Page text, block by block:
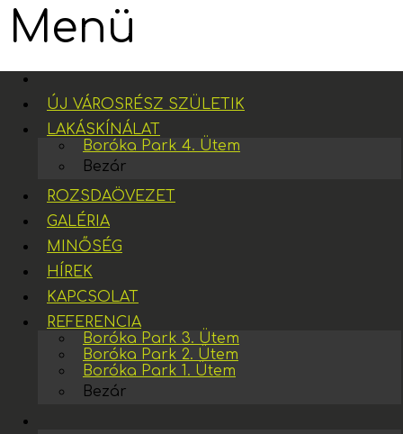
Menü
ÚJ VÁROSRÉSZ SZÜLETIK
LAKÁSKÍNÁLAT
Boróka Park 4. Ütem
Bezár
ROZSDAÖVEZET
GALÉRIA
MINŐSÉG
HÍREK
KAPCSOLAT
REFERENCIA
Boróka Park 3. Ütem
Boróka Park 2. Ütem
Boróka Park 1. Ütem
Bezár